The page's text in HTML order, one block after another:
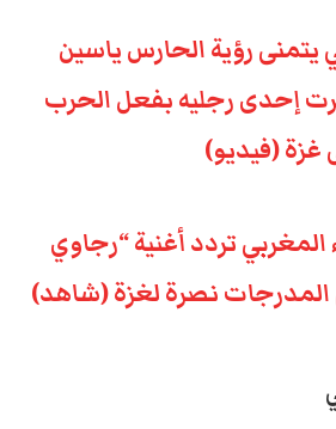
رؤية الحارس ياسين
إحدى رجليه بفعل الحرب
غزة (فيديو)
المغربي تردد أغنية “رجاوي
نصرة لغزة (شاهد)